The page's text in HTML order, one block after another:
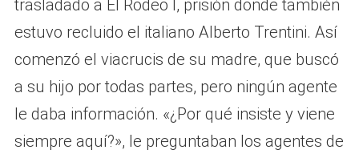
trasladado a El Rodeo I, prisión donde también
estuvo recluido el italiano Alberto Trentini. Así
comenzó el viacrucis de su madre, que buscó
a su hijo por todas partes, pero ningún agente
le daba información. «¿Por qué insiste y viene
siempre aquí?», le preguntaban los agentes de